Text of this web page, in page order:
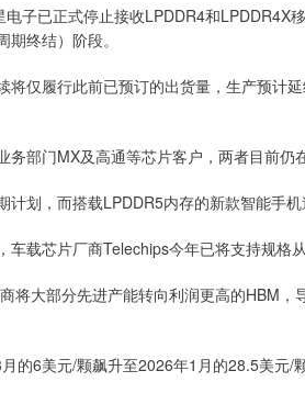
子已正式停止接收LPDDR4和LPDDR4X
终结）阶段。
将仅履行此前已预订的出货量，生产预计
部门MX及高通等芯片客户，两者目前仍
划，而搭载LPDDR5内存的新款智能手机
载芯片厂商Telechips今年已将支持规格
将大部分先进产能转向利润更高的HBM
的6美元/颗飙升至2026年1月的28.5美元/